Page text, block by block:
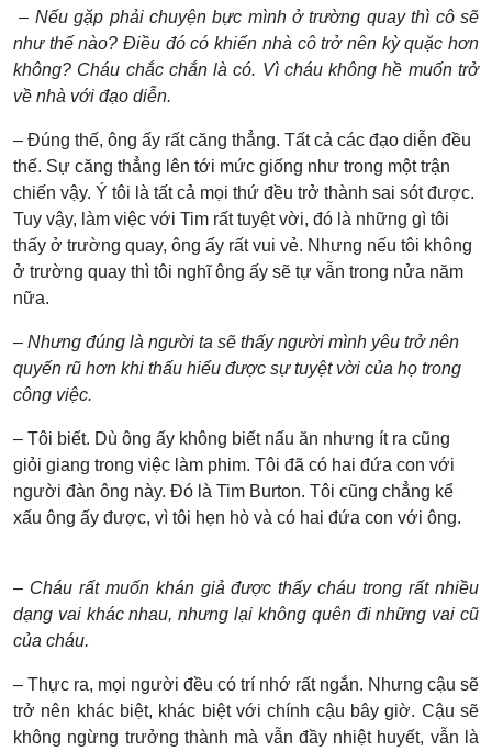
– Nếu gặp phải chuyện bực mình ở trường quay thì cô sẽ
như thế nào? Điều đó có khiến nhà cô trở nên kỳ quặc hơn
không? Cháu chắc chắn là có. Vì cháu không hề muốn trở
về nhà với đạo diễn.
– Đúng thế, ông ấy rất căng thẳng. Tất cả các đạo diễn đều
thế. Sự căng thẳng lên tới mức giống như trong một trận
chiến vậy. Ý tôi là tất cả mọi thứ đều trở thành sai sót được.
Tuy vậy, làm việc với Tim rất tuyệt vời, đó là những gì tôi
thấy ở trường quay, ông ấy rất vui vẻ. Nhưng nếu tôi không
ở trường quay thì tôi nghĩ ông ấy sẽ tự vẫn trong nửa năm
nữa.
– Nhưng đúng là người ta sẽ thấy người mình yêu trở nên
quyến rũ hơn khi thấu hiểu được sự tuyệt vời của họ trong
công việc.
– Tôi biết. Dù ông ấy không biết nấu ăn nhưng ít ra cũng
giỏi giang trong việc làm phim. Tôi đã có hai đứa con với
người đàn ông này. Đó là Tim Burton. Tôi cũng chẳng kể
xấu ông ấy được, vì tôi hẹn hò và có hai đứa con với ông.
– Cháu rất muốn khán giả được thấy cháu trong rất nhiều
dạng vai khác nhau, nhưng lại không quên đi những vai cũ
của cháu.
– Thực ra, mọi người đều có trí nhớ rất ngắn. Nhưng cậu sẽ
trở nên khác biệt, khác biệt với chính cậu bây giờ. Cậu sẽ
không ngừng trưởng thành mà vẫn đầy nhiệt huyết, vẫn là